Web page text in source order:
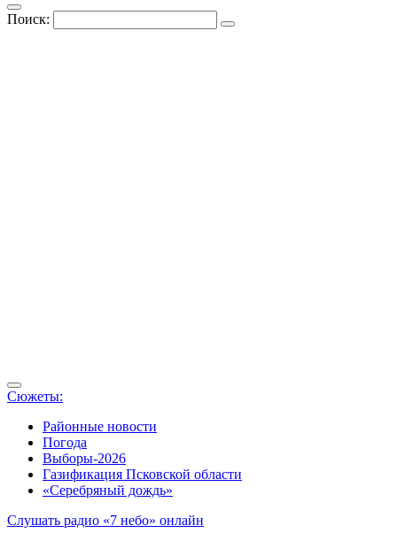
Поиск:
Сюжеты:
Районные новости
Погода
Выборы-2026
Газификация Псковской области
«Серебряный дождь»
Слушать радио «7 небо» онлайн